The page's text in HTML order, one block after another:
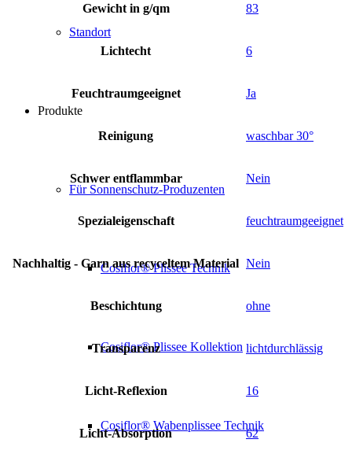
Standort
Produkte
Für Sonnenschutz-Produzenten
Cosiflor® Plissee Technik
Cosiflor® Plissee Kollektion
Cosiflor® Wabenplissee Technik
Gewicht in g/qm 83
Lichtecht 6
Feuchtraumgeeignet Ja
Reinigung waschbar 30°
Schwer entflammbar Nein
Spezialeigenschaft feuchtraumgeeignet
Nachhaltig - Garn aus recyceltem Material Nein
Beschichtung ohne
Transparenz lichtdurchlässig
Licht-Reflexion 16
Licht-Absorption 62